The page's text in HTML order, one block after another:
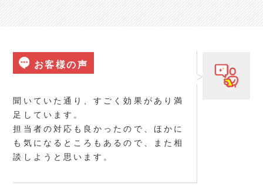
お客様の声
聞いていた通り、すごく効果があり満
足しています。
担当者の対応も良かったので、ほかに
も気になるところもあるので、また相
談しようと思います。